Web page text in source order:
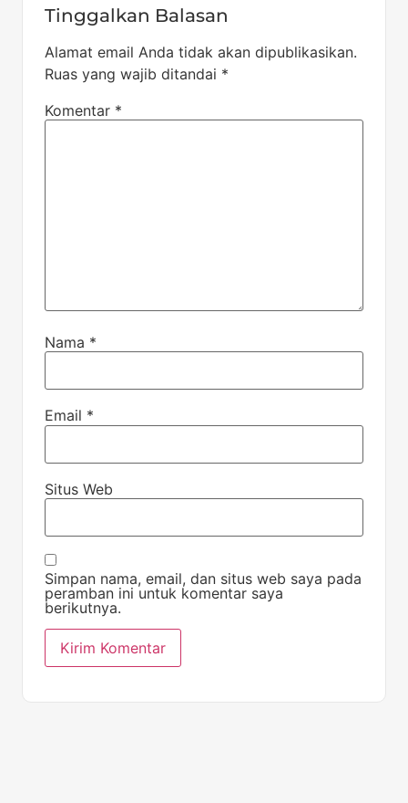
Tinggalkan Balasan
Alamat email Anda tidak akan dipublikasikan.
Ruas yang wajib ditandai *
Komentar *
Nama *
Email *
Situs Web
Simpan nama, email, dan situs web saya pada
peramban ini untuk komentar saya
berikutnya.